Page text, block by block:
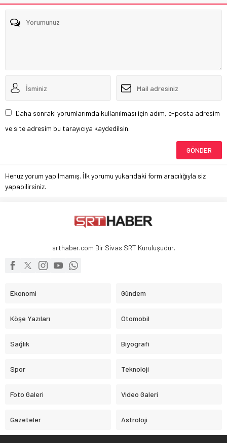
Daha sonraki yorumlarımda kullanılması için adım, e-posta adresim
ve site adresim bu tarayıcıya kaydedilsin.
Henüz yorum yapılmamış. İlk yorumu yukarıdaki form aracılığıyla siz
yapabilirsiniz.
srthaber.com Bir Sivas SRT Kuruluşudur.
Ekonomi Gündem
Köşe Yazıları Otomobil
Sağlık Biyografi
Spor Teknoloji
Foto Galeri Video Galeri
Gazeteler Astroloji